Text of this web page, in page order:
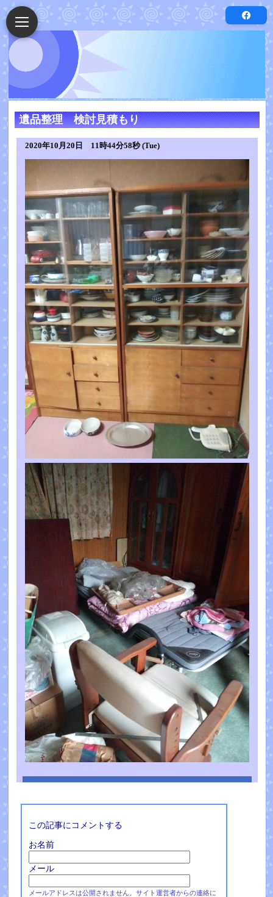
遺品整理 検討見積もり
2020年10月20日 11時44分58秒 (Tue)
この記事にコメントする
お名前
メール
メールアドレスは公開されません。サイト運営者からの連絡に